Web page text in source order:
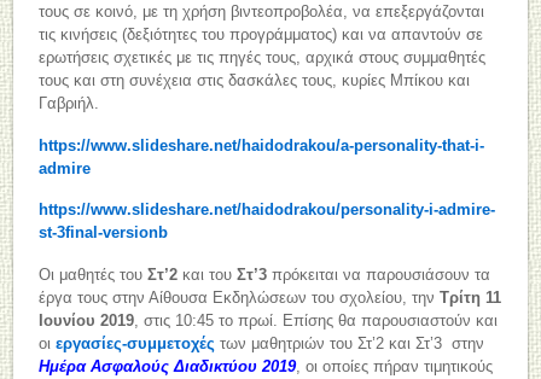
τους σε κοινό, με τη χρήση βιντεοπροβολέα, να επεξεργάζονται
τις κινήσεις (δεξιότητες του προγράμματος) και να απαντούν σε
ερωτήσεις σχετικές με τις πηγές τους, αρχικά στους συμμαθητές
τους και στη συνέχεια στις δασκάλες τους, κυρίες Μπίκου και
Γαβριήλ.
https://www.slideshare.net/haidodrakou/a-personality-that-i-
admire
https://www.slideshare.net/haidodrakou/personality-i-admire-
st-3final-versionb
Οι μαθητές τουΣτ’2 και τουΣτ’3 πρόκειται να παρουσιάσουν τα
έργα τους στην Αίθουσα Εκδηλώσεων του σχολείου, τηνΤρίτη 11
Ιουνίου 2019 , στις 10:45 το πρωί. Επίσης θα παρουσιαστούν και
οιεργασίες-συμμετοχές των μαθητριών του Στ’2 και Στ’3 στην
Ημέρα Ασφαλούς Διαδικτύου 2019, οι οποίες πήραν τιμητικούς